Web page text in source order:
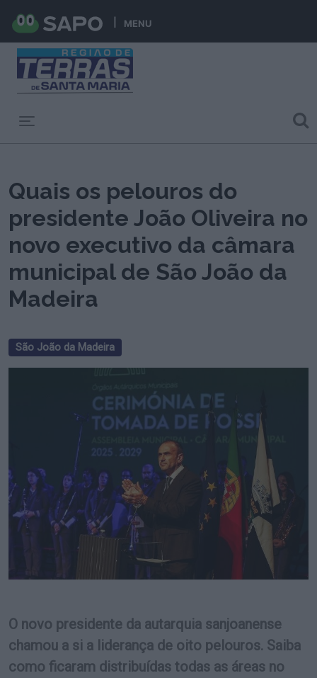
MENU
Quais os pelouros do
presidente João Oliveira no
novo executivo da câmara
municipal de São João da
Madeira
São João da Madeira
O novo presidente da autarquia sanjoanense
chamou a si a liderança de oito pelouros. Saiba
como ficaram distribuídas todas as áreas no